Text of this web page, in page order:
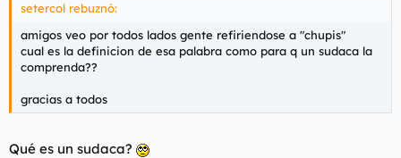
setercol rebuznó:
amigos veo por todos lados gente refiriendose a "chupis"
cual es la definicion de esa palabra como para q un sudaca la
comprenda??
gracias a todos
Qué es un sudaca?